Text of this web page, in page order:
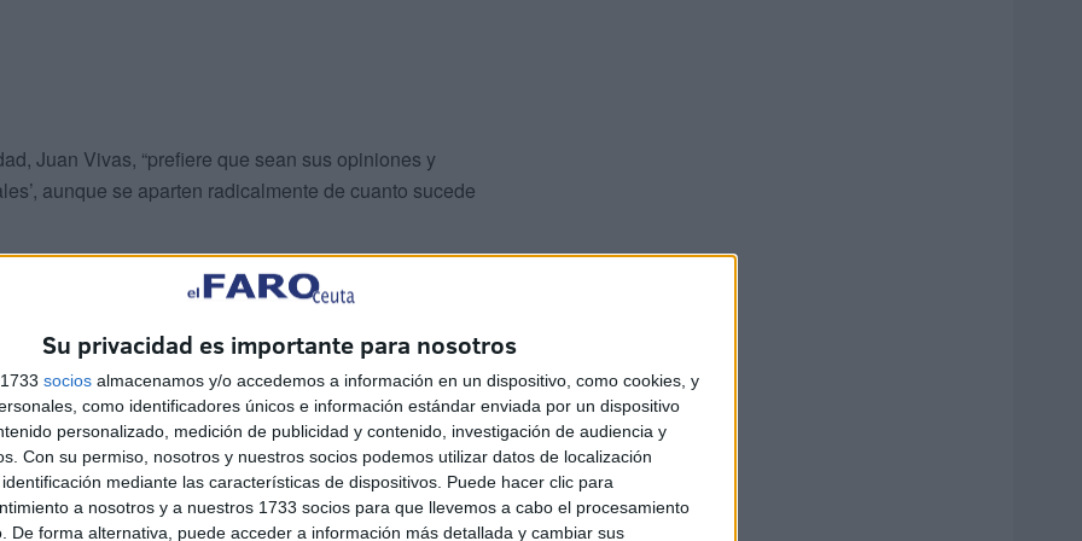
Su privacidad es importante para nosotros
socios almacenamos y/o accedemos a información en un dispositivo, como cookies, y
como identificadores únicos e información estándar enviada por un dispositivo
personalizado, medición de publicidad y contenido, investigación de audiencia y
Con su permiso, nosotros y nuestros socios podemos utilizar datos de localización
mediante las características de dispositivos. Puede hacer clic para
a nosotros y a nuestros 1733 socios para que llevemos a cabo el procesamiento
De forma alternativa, puede acceder a información más detallada y cambiar sus
Juan Vivas, “prefiere que sean sus opiniones y
aunque se aparten radicalmente de cuanto sucede
conocemos la dimensión ni la profundidad de los
basados en estudios rigurosos”.
tiene una incidencia muy directa y palpable en el